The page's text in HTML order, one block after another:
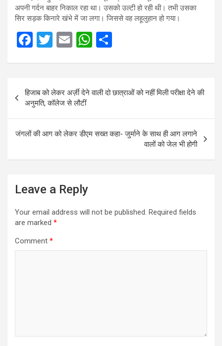
अपनी गर्दन बाहर निकाल रहा था। उसको उल्टी हो रही थी। तभी उसका
सिर सड़क किनारे खंभे में जा लगा। जिससे वह लहूलुहान हो गया।
F
b
o
o
k
T
er
E
W
s
p
p
e
Post
navigation
हिजाब को लेकर अर्ज़ी देने वाली दो छात्राओं को नहीं मिली परीक्षा देने की
अनुमति, कॉलेज से लौटीं
जंगलों की आग को लेकर डीएम सख्त कहा- जुर्माने के साथ ही आग लगाने
वालों को जेल भी होगी
Leave a Reply
Your email address will not be published. Required fields
are marked *
Comment *